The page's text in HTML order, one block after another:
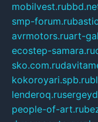
mobilvest.ru
smp-forum.ru
avrmotors.ruart-
ecostep-samara.ru
sko.com.ru
kokoroyari.spb.ru
lenderoq.ru
people-of-art.ru